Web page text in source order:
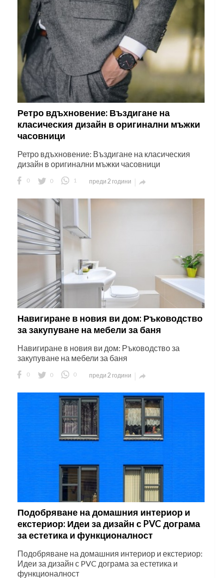
Ретро вдъхновение: Въздигане на
класическия дизайн в оригинални мъжки
часовници
Ретро вдъхновение: Въздигане на класическия
дизайн в оригинални мъжки часовници
0 0 1 преди 2 години 
Навигиране в новия ви дом: Ръководство
за закупуване на мебели за баня
Навигиране в новия ви дом: Ръководство за
закупуване на мебели за баня
0 0 0 преди 2 години 
Подобряване на домашния интериор и
екстериор: Идеи за дизайн с PVC дограма
за естетика и функционалност
Подобряване на домашния интериор и екстериор:
Идеи за дизайн с PVC дограма за естетика и
функционалност